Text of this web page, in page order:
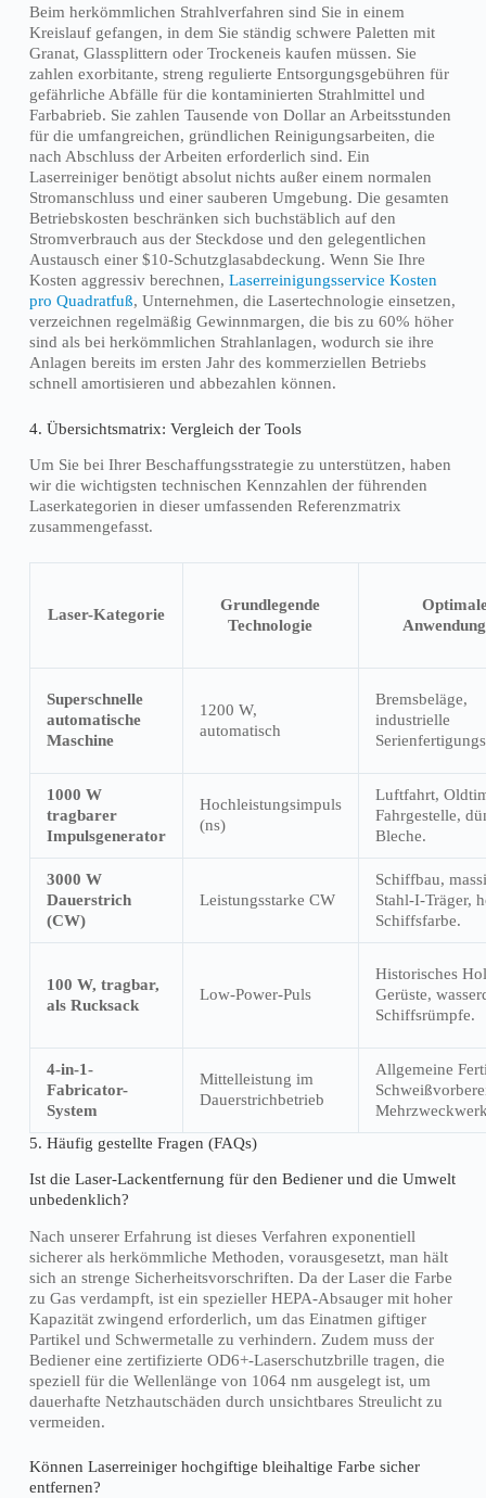
Beim herkömmlichen Strahlverfahren sind Sie in einem
Kreislauf gefangen, in dem Sie ständig schwere Paletten mit
Granat, Glassplittern oder Trockeneis kaufen müssen. Sie
zahlen exorbitante, streng regulierte Entsorgungsgebühren für
gefährliche Abfälle für die kontaminierten Strahlmittel und
Farbabrieb. Sie zahlen Tausende von Dollar an Arbeitsstunden
für die umfangreichen, gründlichen Reinigungsarbeiten, die
nach Abschluss der Arbeiten erforderlich sind. Ein
Laserreiniger benötigt absolut nichts außer einem normalen
Stromanschluss und einer sauberen Umgebung. Die gesamten
Betriebskosten beschränken sich buchstäblich auf den
Stromverbrauch aus der Steckdose und den gelegentlichen
Austausch einer $10-Schutzglasabdeckung. Wenn Sie Ihre
Kosten aggressiv berechnen, Laserreinigungsservice Kosten
pro Quadratfuß, Unternehmen, die Lasertechnologie einsetzen,
verzeichnen regelmäßig Gewinnmargen, die bis zu 60% höher
sind als bei herkömmlichen Strahlanlagen, wodurch sie ihre
Anlagen bereits im ersten Jahr des kommerziellen Betriebs
schnell amortisieren und abbezahlen können.
4. Übersichtsmatrix: Vergleich der Tools
Um Sie bei Ihrer Beschaffungsstrategie zu unterstützen, haben
wir die wichtigsten technischen Kennzahlen der führenden
Laserkategorien in dieser umfassenden Referenzmatrix
zusammengefasst.
Laser-Kategorie
Grundlegende
Technologie
Superschnelle
automatische
Maschine
1200 W,
automatisch
Bremsbeläge,
industrielle
1000 W
tragbarer
Impulsgenerator
Hochleistungsimpuls
(ns)
Luftfahrt,
Fahrgestelle,
Bleche.
3000 W
Dauerstrich
(CW)
Leistungsstarke CW
Schiffbau,
Stahl-I-Träger,
Schiffsfarbe.
100 W, tragbar,
als Rucksack
Low-Power-Puls
Historisches
Gerüste,
Schiffsrümpfe.
4-in-1-
Fabricator-
System
Mittelleistung im
Dauerstrichbetrieb
Allgemeine
5. Häufig gestellte Fragen (FAQs)
Ist die Laser-Lackentfernung für den Bediener und die Umwelt
unbedenklich?
Nach unserer Erfahrung ist dieses Verfahren exponentiell
sicherer als herkömmliche Methoden, vorausgesetzt, man hält
sich an strenge Sicherheitsvorschriften. Da der Laser die Farbe
zu Gas verdampft, ist ein spezieller HEPA-Absauger mit hoher
Kapazität zwingend erforderlich, um das Einatmen giftiger
Partikel und Schwermetalle zu verhindern. Zudem muss der
Bediener eine zertifizierte OD6+-Laserschutzbrille tragen, die
speziell für die Wellenlänge von 1064 nm ausgelegt ist, um
dauerhafte Netzhautschäden durch unsichtbares Streulicht zu
vermeiden.
Können Laserreiniger hochgiftige bleihaltige Farbe sicher
entfernen?